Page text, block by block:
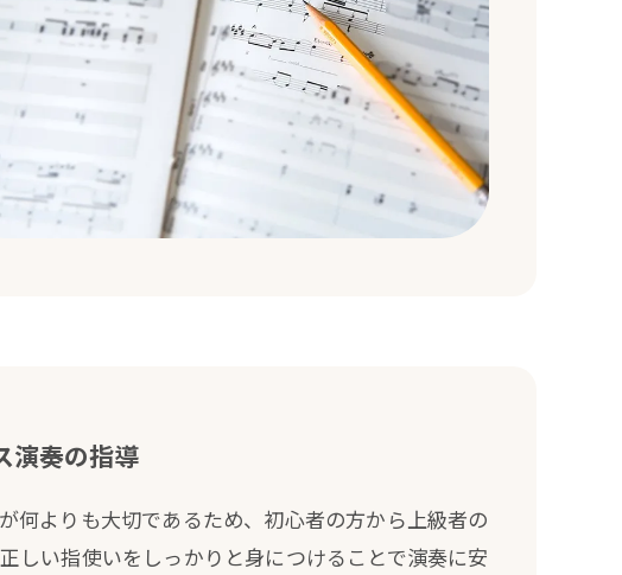
演奏の指導
何よりも大切であるため、初心者の方から上級者の
しい指使いをしっかりと身につけることで演奏に安